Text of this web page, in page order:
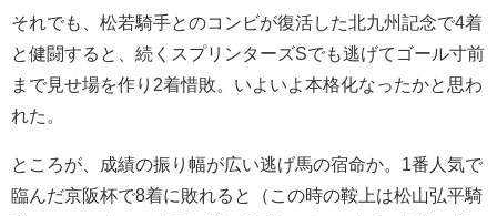
それでも、松若騎手とのコンビが復活した北九州記念で4着
と健闘すると、続くスプリンターズSでも逃げてゴール寸前
まで見せ場を作り2着惜敗。いよいよ本格化なったかと思わ
れた。
ところが、成績の振り幅が広い逃げ馬の宿命か。1番人気で
臨んだ京阪杯で8着に敗れると（この時の鞍上は松山弘平騎